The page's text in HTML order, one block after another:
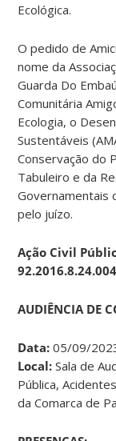
Ecológica.
O pedido de
nome da
Guarda Do
Comunitária
Ecologia, o
Sustentáveis
Conservação do
Tabuleiro e da
Governamentais
pelo juízo.
Ação Civil
AUDIÊNCIA DE
Data: 05/09/
Local: Sala de
Pública,
da Comarca de